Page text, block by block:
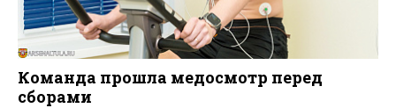
Команда прошла медосмотр перед
сборами